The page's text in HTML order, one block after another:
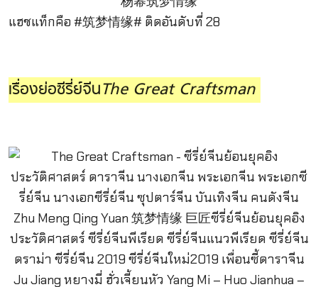
แฮชแท็กคือ #筑梦情缘# ติดอันดับที่ 28
เรื่องย่อซีรี่ย์จีนThe Great Craftsman